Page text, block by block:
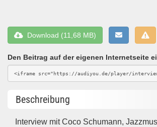
Download (11,68 MB)
Den Beitrag auf der eigenen Internetseite
Beschreibung
Interview mit Coco Schumann,